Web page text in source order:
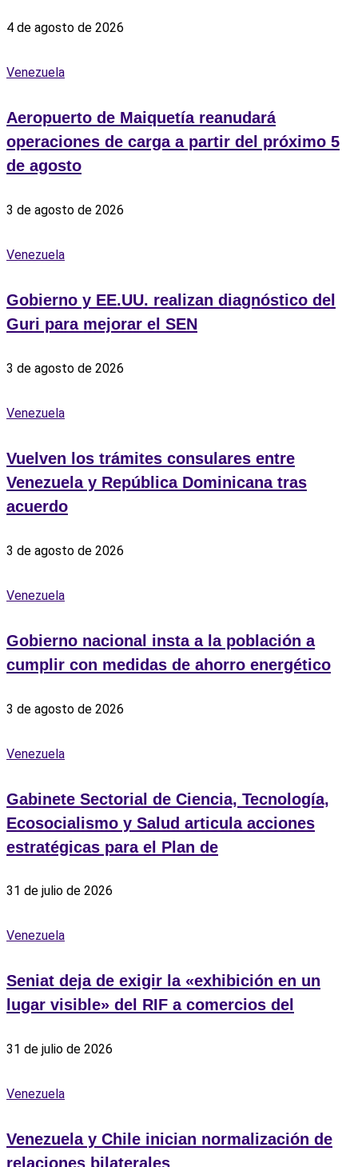
4 de agosto de 2026
Venezuela
Aeropuerto de Maiquetía reanudará
operaciones de carga a partir del próximo 5
de agosto
3 de agosto de 2026
Venezuela
Gobierno y EE.UU. realizan diagnóstico del
Guri para mejorar el SEN
3 de agosto de 2026
Venezuela
Vuelven los trámites consulares entre
Venezuela y República Dominicana tras
acuerdo
3 de agosto de 2026
Venezuela
Gobierno nacional insta a la población a
cumplir con medidas de ahorro energético
3 de agosto de 2026
Venezuela
Gabinete Sectorial de Ciencia, Tecnología,
Ecosocialismo y Salud articula acciones
estratégicas para el Plan de
31 de julio de 2026
Venezuela
Seniat deja de exigir la «exhibición en un
lugar visible» del RIF a comercios del
31 de julio de 2026
Venezuela
Venezuela y Chile inician normalización de
relaciones bilaterales ‎